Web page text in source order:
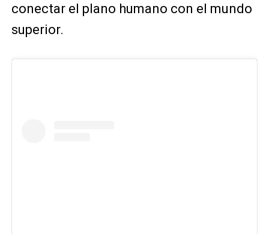
conectar el plano humano con el mundo
superior.